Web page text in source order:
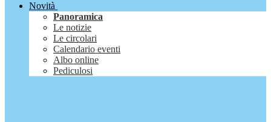
Novità
Panoramica
Le notizie
Le circolari
Calendario eventi
Albo online
Pediculosi